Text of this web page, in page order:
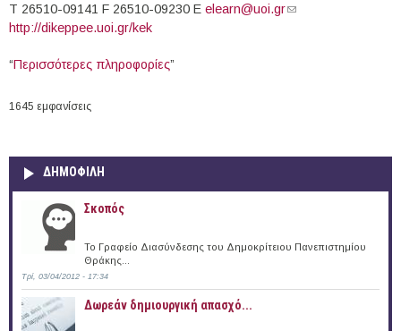
Τ 26510-09141 F 26510-09230 Ε elearn@uoi.gr(link sends e-mail)
http://dikeppee.uoi.gr/kek
“Περισσότερες πληροφορίες”
1645 εμφανίσεις
ΔΗΜΟΦΙΛΗ
Σκοπός
Το Γραφείο Διασύνδεσης του Δημοκρίτειου Πανεπιστημίου
Θράκης...
Τρί, 03/04/2012 - 17:34
Δωρεάν δημιουργική απασχό...